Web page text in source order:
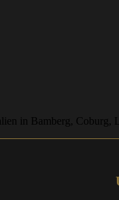
in Bamberg,